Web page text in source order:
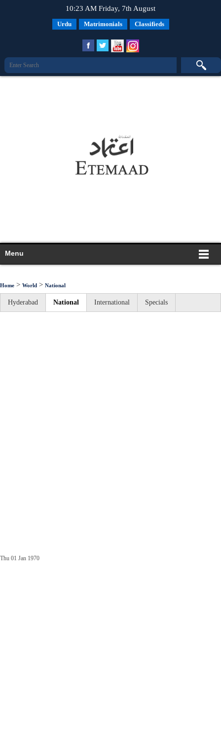
10:23 AM Friday, 7th August
Urdu Matrimonials Classifieds
Menu
Home > World > National
Hyderabad National International Specials
Thu 01 Jan 1970